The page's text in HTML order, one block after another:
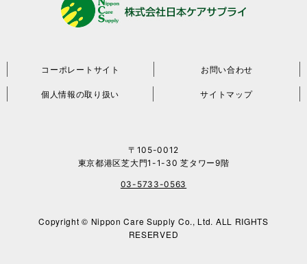
コーポレートサイト お問い合わせ
個人情報の取り扱い サイトマップ
〒105-0012
東京都港区芝大門1-1-30 芝タワー9階
03-5733-0563
Copyright © Nippon Care Supply Co., Ltd. ALL RIGHTS
RESERVED